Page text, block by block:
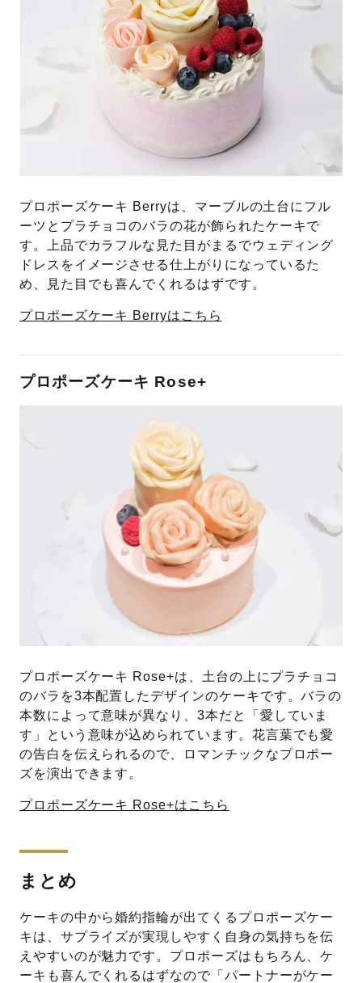
プロポーズケーキ Berryは、マーブルの土台にフル
ーツとプラチョコのバラの花が飾られたケーキで
す。上品でカラフルな見た目がまるでウェディング
ドレスをイメージさせる仕上がりになっているた
め、見た目でも喜んでくれるはずです。
プロポーズケーキ Berryはこちら
プロポーズケーキ Rose+
プロポーズケーキ Rose+は、土台の上にプラチョコ
のバラを3本配置したデザインのケーキです。バラの
本数によって意味が異なり、3本だと「愛していま
す」という意味が込められています。花言葉でも愛
の告白を伝えられるので、ロマンチックなプロポー
ズを演出できます。
プロポーズケーキ Rose+はこちら
まとめ
ケーキの中から婚約指輪が出てくるプロポーズケー
キは、サプライズが実現しやすく自身の気持ちを伝
えやすいのが魅力です。プロポーズはもちろん、ケ
ーキも喜んでくれるはずなので「パートナーがケー